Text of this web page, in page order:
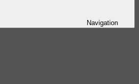
Navigation